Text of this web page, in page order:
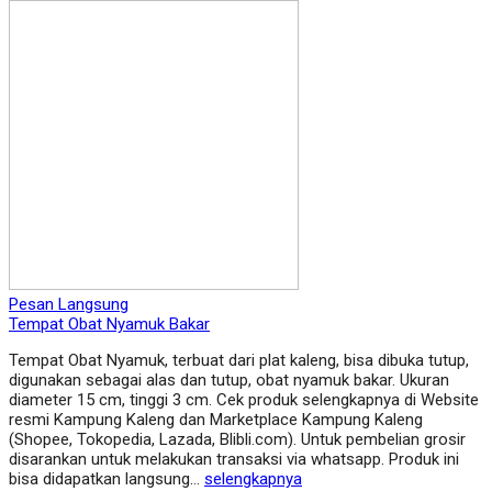
Pesan Langsung
Tempat Obat Nyamuk Bakar
Tempat Obat Nyamuk, terbuat dari plat kaleng, bisa dibuka tutup,
digunakan sebagai alas dan tutup, obat nyamuk bakar. Ukuran
diameter 15 cm, tinggi 3 cm. Cek produk selengkapnya di Website
resmi Kampung Kaleng dan Marketplace Kampung Kaleng
(Shopee, Tokopedia, Lazada, Blibli.com). Untuk pembelian grosir
disarankan untuk melakukan transaksi via whatsapp. Produk ini
bisa didapatkan langsung… selengkapnya